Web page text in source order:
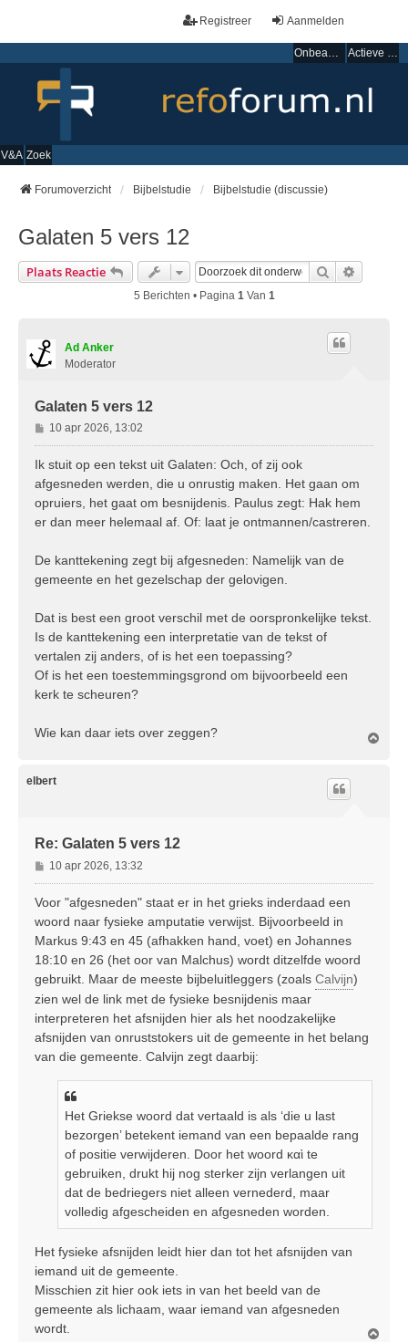
Aanmelden
Registreer
Onbeantwoorde onderwerpen Actieve onderwerpen
V&A Zoek
Forumoverzicht Bijbelstudie Bijbelstudie (discussie)
Galaten 5 vers 12
Plaats Reactie Zoek
5 Berichten • Pagina 1 Van 1
Ad Anker
Moderator
Galaten 5 vers 12
B
e
i
c
h
t
10 apr 2026, 13:02
Ik stuit op een tekst uit Galaten: Och, of zij ook
afgesneden werden, die u onrustig maken. Het gaan om
opruiers, het gaat om besnijdenis. Paulus zegt: Hak hem
er dan meer helemaal af. Of: laat je ontmannen/castreren.
De kanttekening zegt bij afgesneden: Namelijk van de
gemeente en het gezelschap der gelovigen.
Dat is best een groot verschil met de oorspronkelijke tekst.
Is de kanttekening een interpretatie van de tekst of
vertalen zij anders, of is het een toepassing?
Of is het een toestemmingsgrond om bijvoorbeeld een
kerk te scheuren?
Wie kan daar iets over zeggen?
elbert
Re: Galaten 5 vers 12
B
e
r
h
t
10 apr 2026, 13:32
Voor "afgesneden" staat er in het grieks inderdaad een
woord naar fysieke amputatie verwijst. Bijvoorbeeld in
Markus 9:43 en 45 (afhakken hand, voet) en Johannes
18:10 en 26 (het oor van Malchus) wordt ditzelfde woord
gebruikt. Maar de meeste bijbeluitleggers (zoals Calvijn)
zien wel de link met de fysieke besnijdenis maar
interpreteren het afsnijden hier als het noodzakelijke
afsnijden van onruststokers uit de gemeente in het belang
van die gemeente. Calvijn zegt daarbij:
Het Griekse woord dat vertaald is als ‘die u last
bezorgen’ betekent iemand van een bepaalde rang
of positie verwijderen. Door het woord καὶ te
gebruiken, drukt hij nog sterker zijn verlangen uit
dat de bedriegers niet alleen vernederd, maar
volledig afgescheiden en afgesneden worden.
Het fysieke afsnijden leidt hier dan tot het afsnijden van
iemand uit de gemeente.
Misschien zit hier ook iets in van het beeld van de
gemeente als lichaam, waar iemand van afgesneden
wordt.